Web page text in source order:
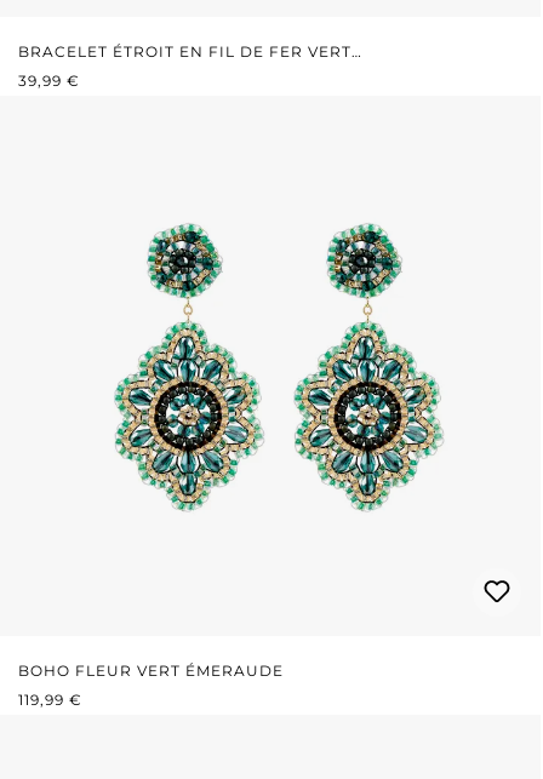
BRACELET ÉTROIT EN FIL DE FER VERT
ÉMERAUDE/MARRON
PRIX RÉGULIER :
39,99 €
BOHO FLEUR VERT ÉMERAUDE
PRIX RÉGULIER :
119,99 €